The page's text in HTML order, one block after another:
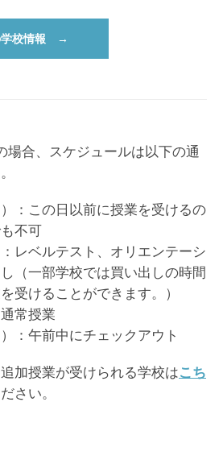
学校情報 →
場合、スケジュールは以下の通
）：この日以前に授業を受けるの
不可
：レベルテスト、オリエンテーシ
（一部学校では買い出しの時間
受けることができます。）
通常授業
）：午前中にチェックアウト
加授業が受けられる学校はこち
さい。